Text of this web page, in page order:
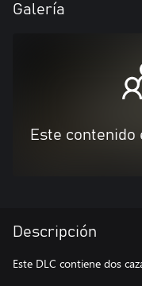
Galería
Este contenido
Descripción
Este DLC contiene dos